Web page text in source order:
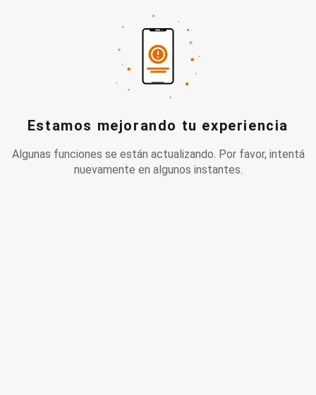
Estamos mejorando tu experiencia
Algunas funciones se están actualizando. Por favor, intentá
nuevamente en algunos instantes.